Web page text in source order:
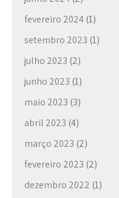
fevereiro 2024 (1)
setembro 2023 (1)
julho 2023 (2)
junho 2023 (1)
maio 2023 (3)
abril 2023 (4)
março 2023 (2)
fevereiro 2023 (2)
dezembro 2022 (1)